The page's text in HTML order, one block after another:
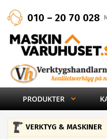
010 – 20 70 028
13.00)
PRODUKTER
VERKTYG & MASKINER